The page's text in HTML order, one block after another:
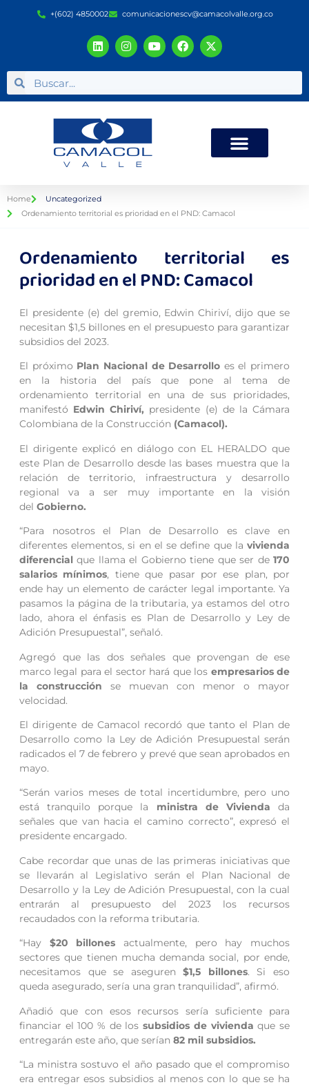
+(602) 4850002 comunicacionescv@camacolvalle.org.co
Home
Uncategorized
Ordenamiento territorial es prioridad en el PND: Camacol
Ordenamiento territorial es
prioridad en el PND: Camacol
El presidente (e) del gremio, Edwin Chiriví, dijo que se
necesitan $1,5 billones en el presupuesto para garantizar
subsidios del 2023.
El próximo Plan Nacional de Desarrollo es el primero
en la historia del país que pone al tema de
ordenamiento territorial en una de sus prioridades,
manifestó Edwin Chiriví, presidente (e) de la Cámara
Colombiana de la Construcción (Camacol).
El dirigente explicó en diálogo con EL HERALDO que
este Plan de Desarrollo desde las bases muestra que la
relación de territorio, infraestructura y desarrollo
regional va a ser muy importante en la visión
del Gobierno.
“Para nosotros el Plan de Desarrollo es clave en
diferentes elementos, si en el se define que la vivienda
diferencial que llama el Gobierno tiene que ser de 170
salarios mínimos, tiene que pasar por ese plan, por
ende hay un elemento de carácter legal importante. Ya
pasamos la página de la tributaria, ya estamos del otro
lado, ahora el énfasis es Plan de Desarrollo y Ley de
Adición Presupuestal”, señaló.
Agregó que las dos señales que provengan de ese
marco legal para el sector hará que los empresarios de
la construcción se muevan con menor o mayor
velocidad.
El dirigente de Camacol recordó que tanto el Plan de
Desarrollo como la Ley de Adición Presupuestal serán
radicados el 7 de febrero y prevé que sean aprobados en
mayo.
“Serán varios meses de total incertidumbre, pero uno
está tranquilo porque la ministra de Viviendada
señales que van hacia el camino correcto”, expresó el
presidente encargado.
Cabe recordar que unas de las primeras iniciativas que
se llevarán al Legislativo serán el Plan Nacional de
Desarrollo y la Ley de Adición Presupuestal, con la cual
entrarán al presupuesto del 2023 los recursos
recaudados con la reforma tributaria.
“Hay $20 billones actualmente, pero hay muchos
sectores que tienen mucha demanda social, por ende,
necesitamos que se aseguren $1,5 billones. Si eso
queda asegurado, sería una gran tranquilidad”, afirmó.
Añadió que con esos recursos sería suficiente para
financiar el 100 % de los subsidios de vivienda que se
entregarán este año, que serían 82 mil subsidios.
“La ministra sostuvo el año pasado que el compromiso
era entregar esos subsidios al menos con lo que se ha